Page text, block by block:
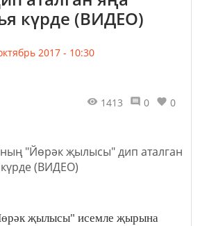
күрде (ВИДЕО)
2017 - 10:30
1413 0 0
җылысы" исемле җырына